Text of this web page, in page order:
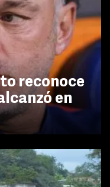
reconoce
en